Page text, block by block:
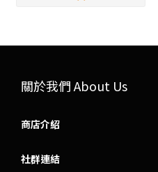
關於我們 About Us
商店介紹
社群連結